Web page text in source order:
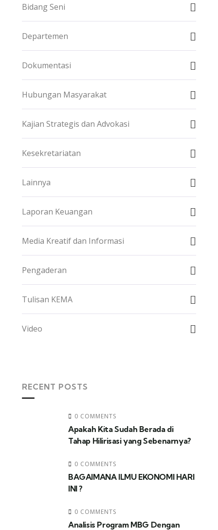
Bidang Seni
Departemen
Dokumentasi
Hubungan Masyarakat
Kajian Strategis dan Advokasi
Kesekretariatan
Lainnya
Laporan Keuangan
Media Kreatif dan Informasi
Pengaderan
Tulisan KEMA
Video
RECENT POSTS
0 COMMENTS
Apakah Kita Sudah Berada di
Tahap Hilirisasi yang Sebenarnya?
0 COMMENTS
BAGAIMANA ILMU EKONOMI HARI
INI ?
0 COMMENTS
Analisis Program MBG Dengan